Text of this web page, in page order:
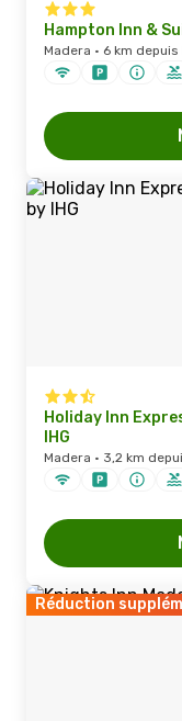
Hampton Inn &
Madera · 6 km
Holiday Inn
IHG
Madera · 3,2 km
Réduction